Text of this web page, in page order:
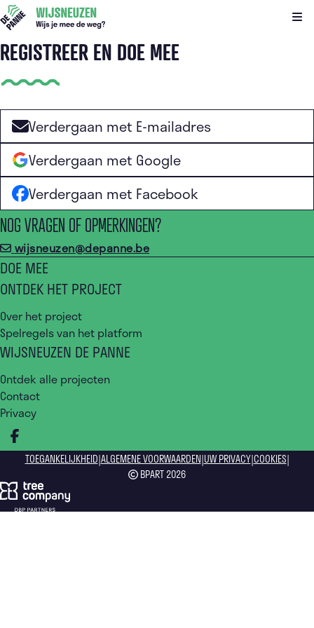
REGISTREER EN DOE MEE
Verdergaan met E-mailadres
Verdergaan met Google
Verdergaan met Facebook
NOG VRAGEN OF OPMERKINGEN?
wijsneuzen@depanne.be
DOE MEE
ONTDEK HET PROJECT
Over het project
Spelregels van het platform
WIJSNEUZEN DE PANNE
Ontdek alle projecten
Contact
Privacy
DEEL OP FACEBOOK
TOEGANKELIJKHEID|ALGEMENE VOORWAARDEN|UW PRIVACY|COOKIES|
BPART 2026